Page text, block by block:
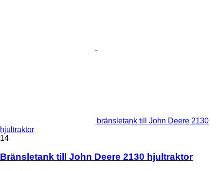
bränsletank till John Deere 2130
hjultraktor
14
Bränsletank till John Deere 2130 hjultraktor